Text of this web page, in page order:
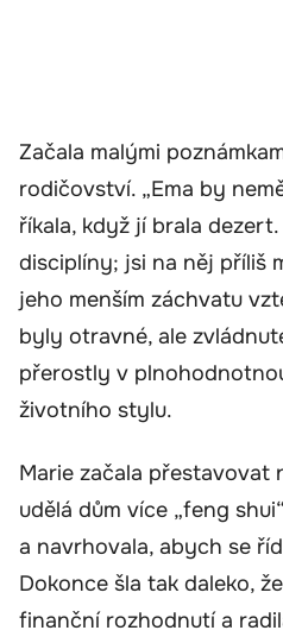
Začala malými
rodičovství. „Ema by
říkala, když jí brala
disciplíny; jsi na něj příliš
jeho menším záchvatu
byly otravné, ale
přerostly v
životního stylu.
Marie začala přestavovat
udělá dům více „feng
a navrhovala, abych se
Dokonce šla tak daleko,
finanční rozhodnutí a